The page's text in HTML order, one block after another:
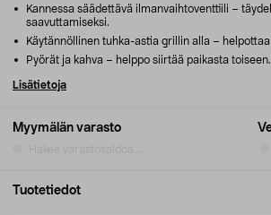
Myymälän varasto
Hakee varastosaldoa...
Kannessa säädettävä ilmanvaihtoventtiili –
saavuttamiseksi.
Käytännöllinen tuhka-astia grillin alla –
Pyörät ja kahva – helppo siirtää paikasta toiseen.
Lisätietoja
Tuotetiedot